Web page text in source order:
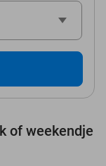
of weekendje